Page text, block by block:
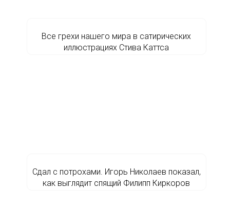
Все грехи нашего мира в сатирических
иллюстрациях Стива Каттса
Сдал с потрохами. Игорь Николаев показал,
как выглядит спящий Филипп Киркоров